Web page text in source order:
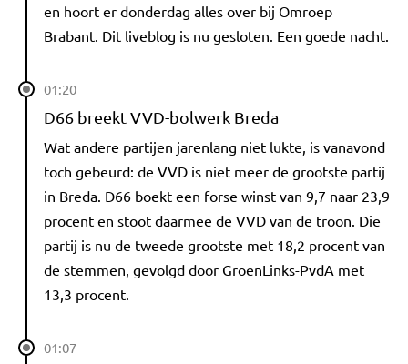
en hoort er donderdag alles over bij Omroep
Brabant. Dit liveblog is nu gesloten. Een goede nacht.
01:20
D66 breekt VVD-bolwerk Breda
Wat andere partijen jarenlang niet lukte, is vanavond
toch gebeurd: de VVD is niet meer de grootste partij
in Breda. D66 boekt een forse winst van 9,7 naar 23,9
procent en stoot daarmee de VVD van de troon. Die
partij is nu de tweede grootste met 18,2 procent van
de stemmen, gevolgd door GroenLinks-PvdA met
13,3 procent.
01:07